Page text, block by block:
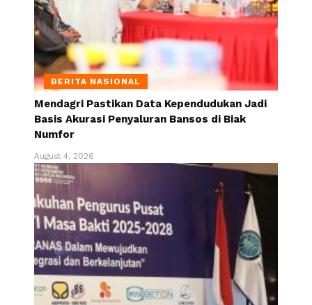
BERITA NASIONAL
Mendagri Pastikan Data Kependudukan Jadi
Basis Akurasi Penyaluran Bansos di Biak
Numfor
August 4, 2026